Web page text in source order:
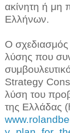
ακίνητη ή μη
Ελλήνων.
Ο
λύσης που
Strategy
λύση του
της Ελλάδας